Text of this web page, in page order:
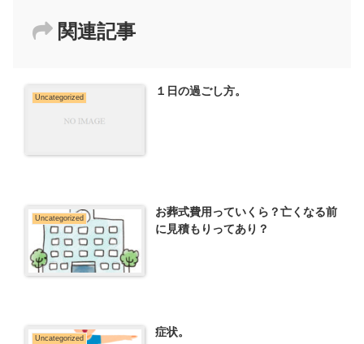
関連記事
Uncategorized １日の過ごし方。
Uncategorized
お葬式費用っていくら？亡くなる前
に見積もりってあり？
Uncategorized 症状。